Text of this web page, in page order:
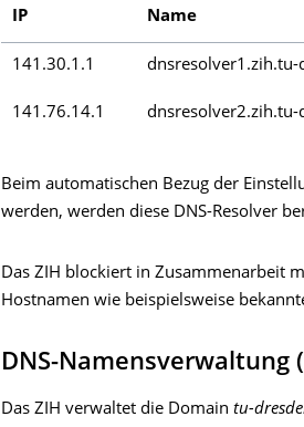
IP Name
141.30.1.1 dnsresolver1.zih.tu-
141.76.14.1 dnsresolver2.zih.tu-
Beim automatischen Bezug der
werden, werden diese DNS-Resolver
Das ZIH blockiert in Zusammenarbeit
Hostnamen wie beispielsweise
DNS-Namensverwal­tung
Das ZIH verwaltet die Domain tu-